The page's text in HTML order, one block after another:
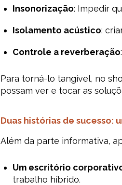
Insonorização: Impedir
Isolamento acústico:
Controle a reverberação
Para torná-lo tangível, no
possam ver e tocar as
Duas histórias de sucesso:
Além da parte informativa,
Um escritório
trabalho híbrido.